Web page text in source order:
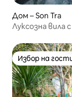
Дом – Son Tra
Луксозна вила
Избор на
Избор на